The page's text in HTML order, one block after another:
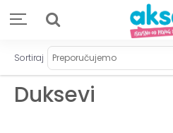
Duksevi
Sortiraj